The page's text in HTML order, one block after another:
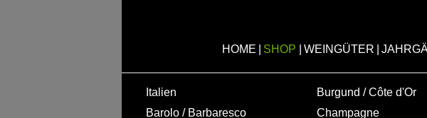
HOME SHOP WEINGÜTER
Italien
Barolo / Barbaresco
Burgund / Côte d'Or
Champagne